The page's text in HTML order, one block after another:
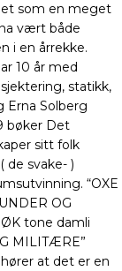
som en meget
vært både
i en årrekke.
10 år med
statikk,
Erna Solberg
bøker Det
sitt folk
de svake- )
“OXE
OG
tone damli
MILITÆRE”
hører at det er en